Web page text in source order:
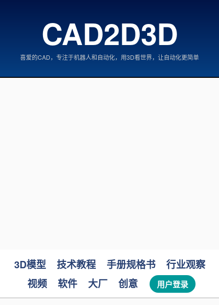
CAD2D3D
喜爱的CAD，专注于机器人和自动化，用3D看世界，让自动化更简单
3D模型 技术教程 手册规格书
行业观察
视频
软件 大厂 创意 用户登录